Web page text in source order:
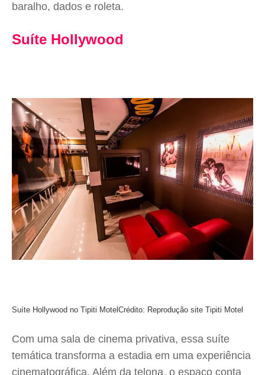
baralho, dados e roleta.
Suíte Hollywood
Suíte Hollywood no Tipiti Motel Crédito: Reprodução site Tipiti Motel
Com uma sala de cinema privativa, essa suíte
temática transforma a estadia em uma experiência
cinematográfica. Além da telona, o espaço conta